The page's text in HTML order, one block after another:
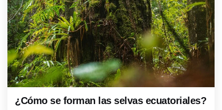
¿Cómo se forman las selvas ecuatoriales?